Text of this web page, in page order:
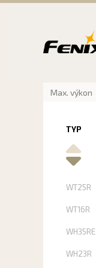
Max. výkon
TYP
WT25R
WT16R
WH35RE
WH23R